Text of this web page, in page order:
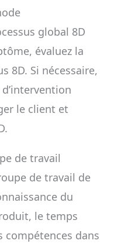
global 8D
évaluez la
8D. Si nécessaire,
le client et
de travail
de travail de
du
le temps
compétences dans